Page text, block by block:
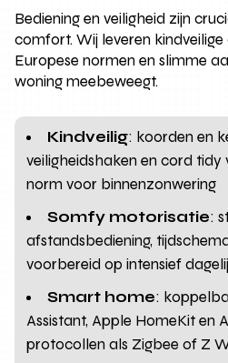
Bediening en veiligheid zijn
comfort. Wij leveren
Europese normen en slimme
woning meebeweegt.
Kindveilig: koorden en
veiligheidshaken en cord tidy
norm voor binnenzonwering
Somfy motorisatie:
afstandsbediening,
voorbereid op intensief
Smart home:
Assistant, Apple HomeKit en
protocollen als Zigbee of Z